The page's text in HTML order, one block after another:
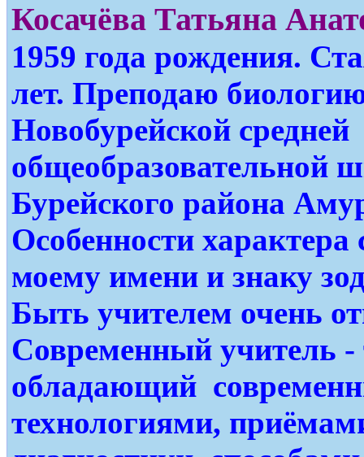
Косачёва Татьяна
1959 года рождения.
лет. Преподаю
Новобурейской средней
общеобразовательной
Бурейского района
Особенности характера
моему имени и знаку
Быть учителем очень
Современный учитель
обладающий
технологиями,